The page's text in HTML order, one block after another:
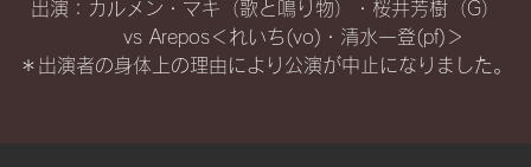
出演：カルメン・マキ（歌と鳴り物）・桜井芳樹（G）
vs Arepos＜れいち(vo)・清水一登(pf)＞
＊出演者の身体上の理由により公演が中止になりました。